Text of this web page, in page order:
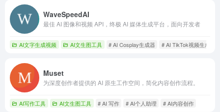
WaveSpeedAI
最佳 AI 图像和视频 API，终极 AI 媒体生成平台，面向开发者
AI文字生成视频 AI文生图工具 # AI Cosplay生成器 # AI TikTok视频生成
Muset
为深度创作者提供的 AI 原生工作空间，简化内容创作流程。
AI写作工具 AI文生图工具 # AI 写作 # AI个人助理 # AI内容创作